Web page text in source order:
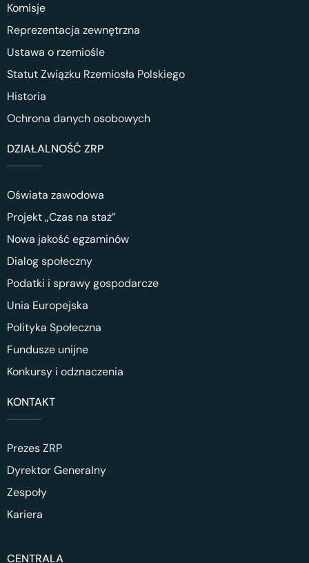
Komisje
Reprezentacja zewnętrzna
Ustawa o rzemiośle
Statut Związku Rzemiosła Polskiego
Historia
Ochrona danych osobowych
DZIAŁALNOŚĆ ZRP
Oświata zawodowa
Projekt „Czas na staż”
Nowa jakość egzaminów
Dialog społeczny
Podatki i sprawy gospodarcze
Unia Europejska
Polityka Społeczna
Fundusze unijne
Konkursy i odznaczenia
KONTAKT
Prezes ZRP
Dyrektor Generalny
Zespoły
Kariera
CENTRALA